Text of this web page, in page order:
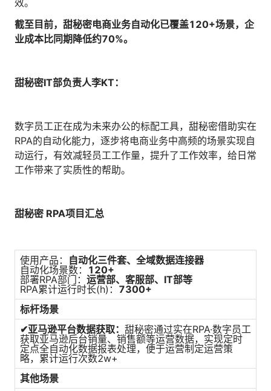
截至目前，甜秘密电商业务自动化已覆盖120+场景，企
业成本比同期降低约70%。
甜秘密IT部负责人李KT：
数字员工正在成为未来办公的标配工具，甜秘密借助实在
RPA的自动化能力，逐步将电商业务中高频的场景实现自
动运行，有效减轻员工工作量，提升了工作效率，给日常
工作带来了实质性的帮助。
甜秘密 RPA项目汇总
使用产品： 自动化三件套、全域数据连接器
自动化场景数： 120+
部署RPA部门： 运营部、客服部、IT部等
RPA累计运行时长(h)： 7300+
标杆场景
✔亚马逊平台数据获取： 甜秘密通过实在RPA·数字员工
获取亚马逊后台销量、销售额等运营数据，实现定时
定点全自动化数据报表处理，便于运营制定运营策
略，累计运行次数2w+
其他场景